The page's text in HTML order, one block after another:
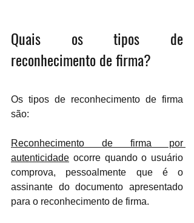
Quais os tipos de
reconhecimento de firma?
Os tipos de reconhecimento de firma
são:
Reconhecimento de firma por
autenticidade ocorre quando o usuário
comprova, pessoalmente que é o
assinante do documento apresentado
para o reconhecimento de firma.